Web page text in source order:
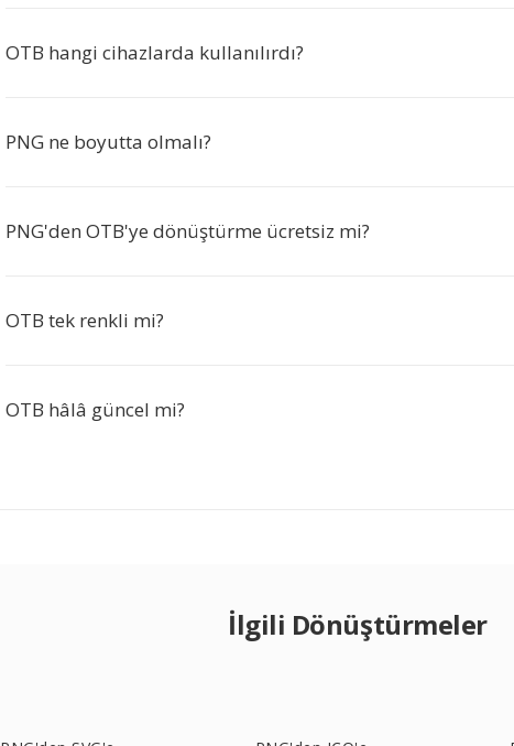
OTB hangi cihazlarda kullanılırdı?
PNG ne boyutta olmalı?
PNG'den OTB'ye dönüştürme ücretsiz mi?
OTB tek renkli mi?
OTB hâlâ güncel mi?
İlgili Dönüştürmeler